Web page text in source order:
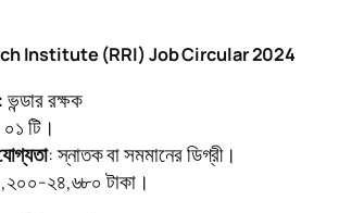
Institute (RRI) Job Circular 2024
ভন্ডার রক্ষক
টি।
: স্নাতক বা সমমানের ডিগ্রী।
২৪,৬৮০ টাকা।